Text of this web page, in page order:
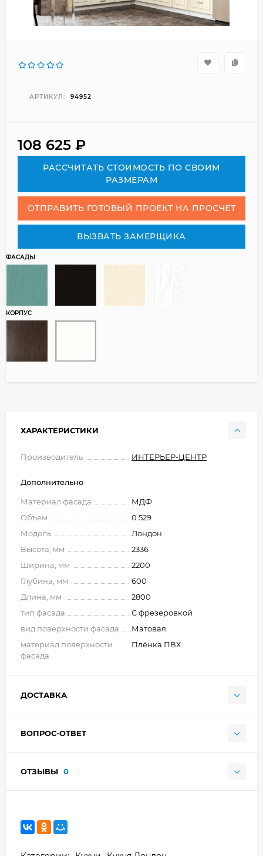
АРТИКУЛ: 94952
108 625 ₽
РАСCЧИТАТЬ СТОИМОСТЬ ПО СВОИМ
РАЗМЕРАМ
ОТПРАВИТЬ ГОТОВЫЙ ПРОЕКТ НА ПРОСЧЕТ
ВЫЗВАТЬ ЗАМЕРЩИКА
ФАСАДЫ
КОРПУС
ХАРАКТЕРИСТИКИ
Производитель ИНТЕРЬЕР-ЦЕНТР
Дополнительно
Материал фасада
МДФ
Объем
0.529
Модель
Лондон
Высота, мм
2336
Ширина, мм
2200
Глубина, мм
600
Длина, мм
2800
тип фасада
С фрезеровкой
вид поверхности фасада
Матовая
материал поверхности
фасада
Плёнка ПВХ
ДОСТАВКА
ВОПРОС-ОТВЕТ
ОТЗЫВЫ 0